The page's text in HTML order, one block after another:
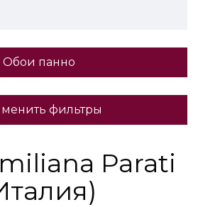
Обои панно
фильтры
Parati